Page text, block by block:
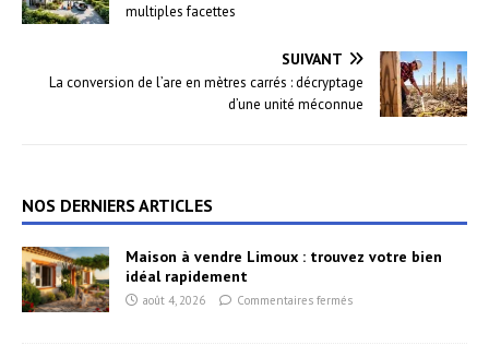
multiples facettes
SUIVANT
La conversion de l’are en mètres carrés : décryptage
d’une unité méconnue
NOS DERNIERS ARTICLES
Maison à vendre Limoux : trouvez votre bien
idéal rapidement
août 4, 2026 Commentaires fermés